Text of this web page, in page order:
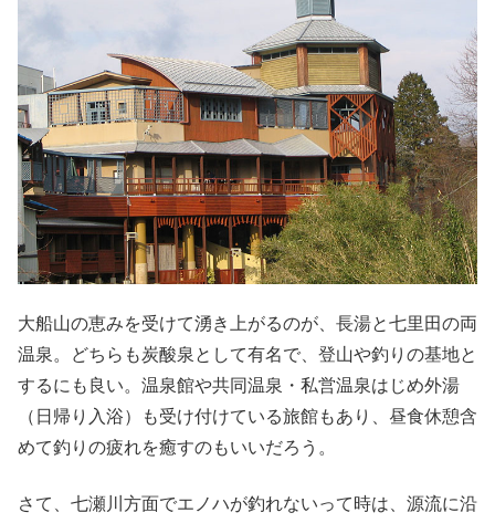
大船山の恵みを受けて湧き上がるのが、長湯と七里田の両
温泉。どちらも炭酸泉として有名で、登山や釣りの基地と
するにも良い。温泉館や共同温泉・私営温泉はじめ外湯
（日帰り入浴）も受け付けている旅館もあり、昼食休憩含
めて釣りの疲れを癒すのもいいだろう。
さて、七瀬川方面でエノハが釣れないって時は、源流に沿